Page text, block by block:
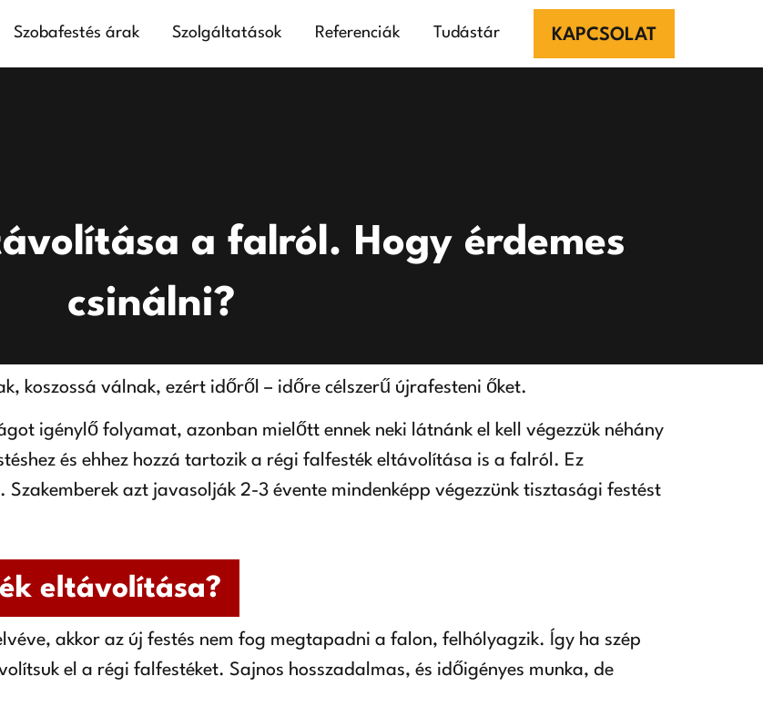
Szobafestés árak Szolgáltatások Referenciák Tudástár KAPCSOLAT
a falról. Hogy érdemes
csinálni?
koszossá válnak, ezért időről – időre célszerű újrafesteni őket.
igénylő folyamat, azonban mielőtt ennek neki látnánk el kell végezzük néhány
és ehhez hozzá tartozik a régi falfesték eltávolítása is a falról. Ez
azt javasolják 2-3 évente mindenképp végezzünk tisztasági festést
eltávolítása?
akkor az új festés nem fog megtapadni a falon, felhólyagzik. Így ha szép
el a régi falfestéket. Sajnos hosszadalmas, és időigényes munka, de